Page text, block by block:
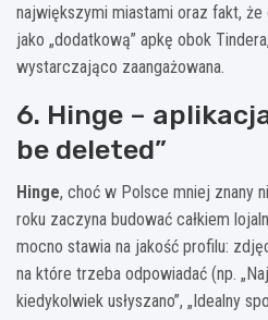
największymi miastami oraz fakt,
jako „dodatkową” apkę obok
wystarczająco zaangażowana.
6. Hinge –
be deleted”
Hinge, choć w Polsce mniej znany
roku zaczyna budować całkiem
mocno stawia na jakość profilu:
na które trzeba odpowiadać (np.
kiedykolwiek usłyszano”, „Idealny